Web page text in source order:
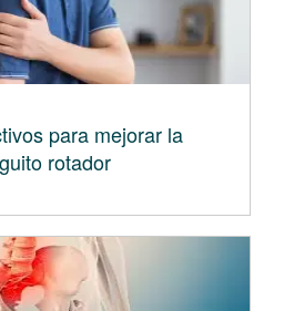
para mejorar la
rotador